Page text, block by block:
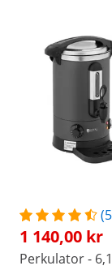
1 140,00 kr
Perkulator -